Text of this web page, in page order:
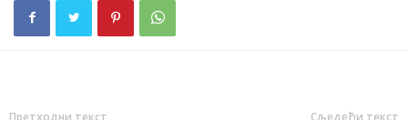
Претходни текст Сљедећи текст